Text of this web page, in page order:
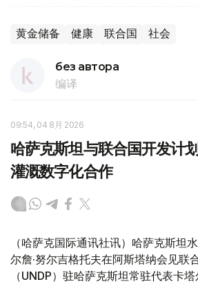
黄金储备 健康 联合国 社会
без автора
编译
09:54, 04 8月 2026
哈萨克斯坦与联合国开发计
灌溉数字化合作
（哈萨克国际通讯社讯）哈萨克斯坦
尔詹·努尔吉格托夫在阿斯塔纳会见联
（UNDP）驻哈萨克斯坦常驻代表卡塔